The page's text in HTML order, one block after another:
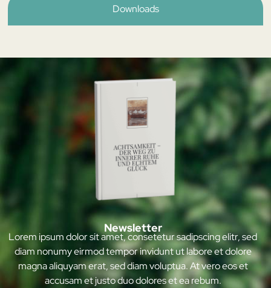
Downloads
Newsletter
Lorem ipsum dolor sit amet, consetetur sadipscing elitr, sed
diam nonumy eirmod tempor invidunt ut labore et dolore
magna aliquyam erat, sed diam voluptua. At vero eos et
accusam et justo duo dolores et ea rebum.